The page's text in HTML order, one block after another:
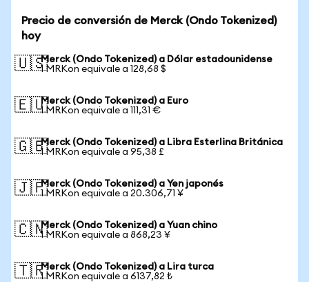
Precio de conversión de Merck (Ondo Tokenized)
hoy
🇺🇸Merck (Ondo Tokenized) a Dólar estadounidense
1 MRKon equivale a 128,68 $
🇪🇺Merck (Ondo Tokenized) a Euro
1 MRKon equivale a 111,31 €
🇬🇧Merck (Ondo Tokenized) a Libra Esterlina Británica
1 MRKon equivale a 95,38 £
🇯🇵Merck (Ondo Tokenized) a Yen japonés
1 MRKon equivale a 20.306,71 ¥
🇨🇳Merck (Ondo Tokenized) a Yuan chino
1 MRKon equivale a 868,23 ¥
🇹🇷Merck (Ondo Tokenized) a Lira turca
1 MRKon equivale a 6137,82 ₺